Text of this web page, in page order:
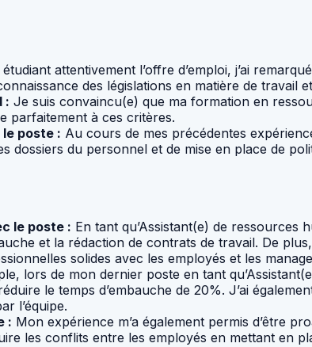
étudiant attentivement l’offre d’emploi, j’ai
des législations en matière de travail
: Je suis convaincu(e) que ma formation en
parfaitement à ces critères.
poste : Au cours de mes précédentes
dossiers du personnel et de mise en place de
le poste : En tant qu’Assistant(e) de ressources
et la rédaction de contrats de travail. De
solides avec les employés et les
lors de mon dernier poste en tant
le temps d’embauche de 20%. J’ai
l’équipe.
: Mon expérience m’a également permis d’être
les conflits entre les employés en mettant en